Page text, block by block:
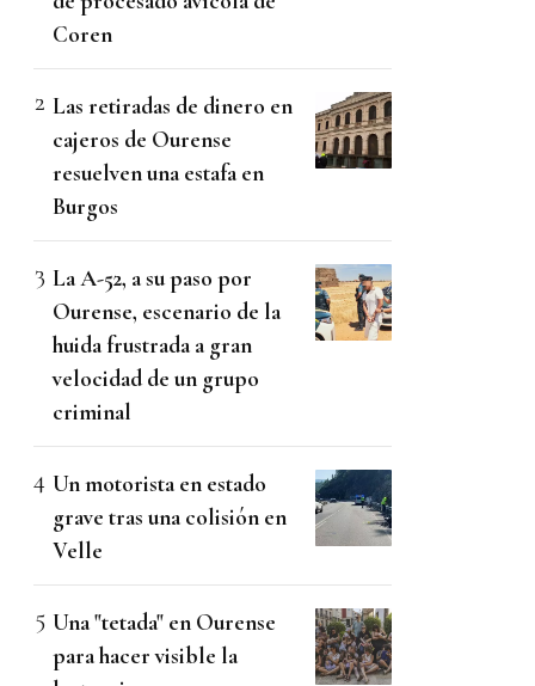
Coren
Las retiradas de dinero en
cajeros de Ourense
resuelven una estafa en
Burgos
La A-52, a su paso por
Ourense, escenario de la
huida frustrada a gran
velocidad de un grupo
criminal
Un motorista en estado
grave tras una colisión en
Velle
Una "tetada" en Ourense
para hacer visible la